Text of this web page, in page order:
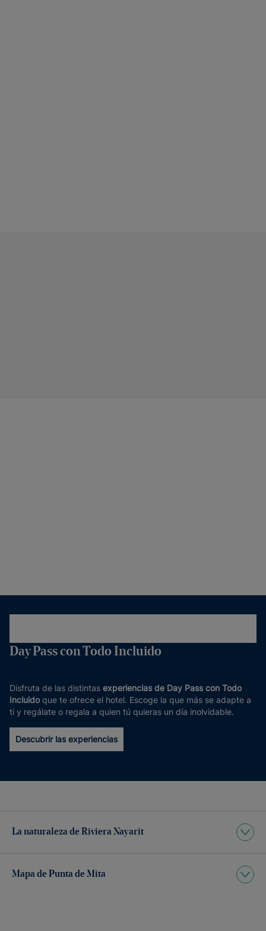
Day Pass con Todo Incluido
Disfruta de las distintas experiencias de Day Pass con Todo
Incluido que te ofrece el hotel. Escoge la que más se adapte a
ti y regálate o regala a quien tú quieras un día inolvidable.
Descubrir las experiencias
La naturaleza de Riviera Nayarit
Mapa de Punta de Mita